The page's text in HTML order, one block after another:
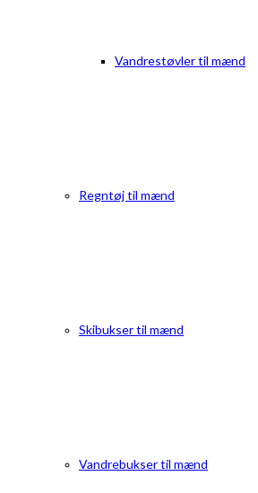
Vandrestøvler til mænd
Regntøj til mænd
Skibukser til mænd
Vandrebukser til mænd